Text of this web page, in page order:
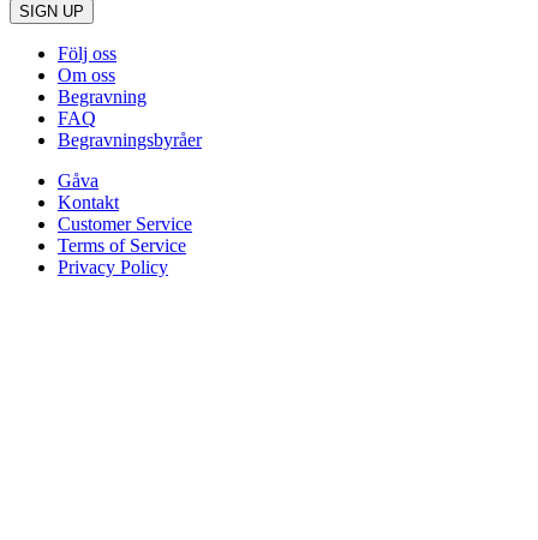
SIGN UP
Följ oss
Om oss
Begravning
FAQ
Begravningsbyråer
Gåva
Kontakt
Customer Service
Terms of Service
Privacy Policy